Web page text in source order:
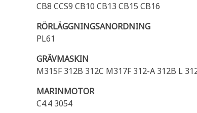
CB8 CCS9 CB10 CB13 CB15 CB16
RÖRLÄGGNINGSANORDNING
PL61
GRÄVMASKIN
M315F 312B 312C M317F 312-A 312B L
MARINMOTOR
C4.4 3054